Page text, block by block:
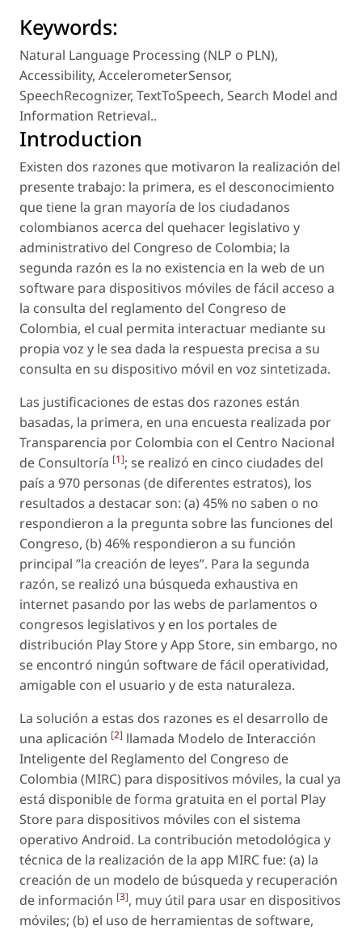
Keywords:
Natural Language Processing (NLP o PLN),
Accessibility, AccelerometerSensor,
SpeechRecognizer, TextToSpeech, Search Model and
Information Retrieval..
Introduction
Existen dos razones que motivaron la realización del
presente trabajo: la primera, es el desconocimiento
que tiene la gran mayoría de los ciudadanos
colombianos acerca del quehacer legislativo y
administrativo del Congreso de Colombia; la
segunda razón es la no existencia en la web de un
software para dispositivos móviles de fácil acceso a
la consulta del reglamento del Congreso de
Colombia, el cual permita interactuar mediante su
propia voz y le sea dada la respuesta precisa a su
consulta en su dispositivo móvil en voz sintetizada.
Las justificaciones de estas dos razones están
basadas, la primera, en una encuesta realizada por
Transparencia por Colombia con el Centro Nacional
de Consultoría [1]; se realizó en cinco ciudades del
país a 970 personas (de diferentes estratos), los
resultados a destacar son: (a) 45% no saben o no
respondieron a la pregunta sobre las funciones del
Congreso, (b) 46% respondieron a su función
principal ”la creación de leyes”. Para la segunda
razón, se realizó una búsqueda exhaustiva en
internet pasando por las webs de parlamentos o
congresos legislativos y en los portales de
distribución Play Store y App Store, sin embargo, no
se encontró ningún software de fácil operatividad,
amigable con el usuario y de esta naturaleza.
La solución a estas dos razones es el desarrollo de
una aplicación [2] llamada Modelo de Interacción
Inteligente del Reglamento del Congreso de
Colombia (MIRC) para dispositivos móviles, la cual ya
está disponible de forma gratuita en el portal Play
Store para dispositivos móviles con el sistema
operativo Android. La contribución metodológica y
técnica de la realización de la app MIRC fue: (a) la
creación de un modelo de búsqueda y recuperación
de información [3], muy útil para usar en dispositivos
móviles; (b) el uso de herramientas de software,